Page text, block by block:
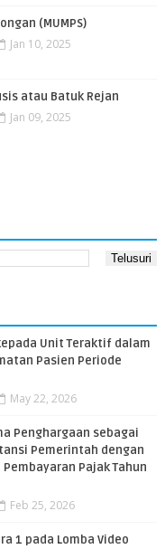
(MUMPS)
Jan 10, 2025
atau Batuk Rejan
Jan 09, 2025
Unit Teraktif dalam
Pasien Periode
May 22, 2026
Penghargaan sebagai
Pemerintah dengan
Pajak Tahun
Feb 25, 2026
1 pada Lomba Video